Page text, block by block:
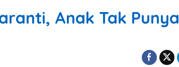
Anak Tak Punya